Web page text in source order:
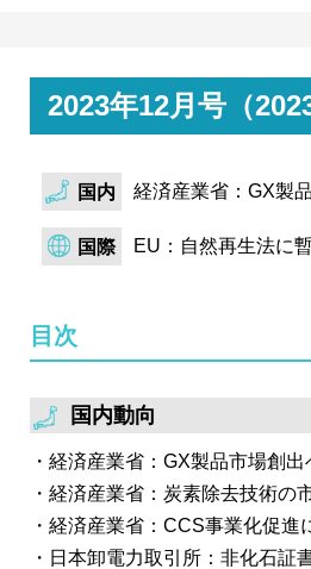
公平性の観点から、自己託送
達／他者に電気を供給して
環境省・経済産業省は令和4
に関する省令を公布。算定対
電気・熱に係る証書の使用上
用。
者の選定結果を公表。 4海域
った。
経済産業省は合同会議を開催
間とりまとめ（案）を公表。
2023年12月号（
国内 経済産業省：GX製
国際 EU：自然再生法に
目次
国内動向
経済産業省：GX製品市場創
経済産業省：炭素除去技術の
経済産業省：CCS事業化促進
日本卸電力取引所：非化石証